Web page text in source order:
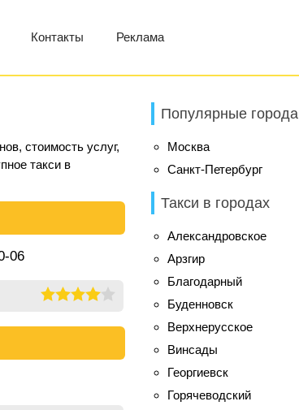
Контакты Реклама
стоимость услуг,
такси в
06
Популярные города
Москва
Санкт-Петербург
Такси в городах
Александровское
Арзгир
Благодарный
Буденновск
Верхнерусское
Винсады
Георгиевск
Горячеводский